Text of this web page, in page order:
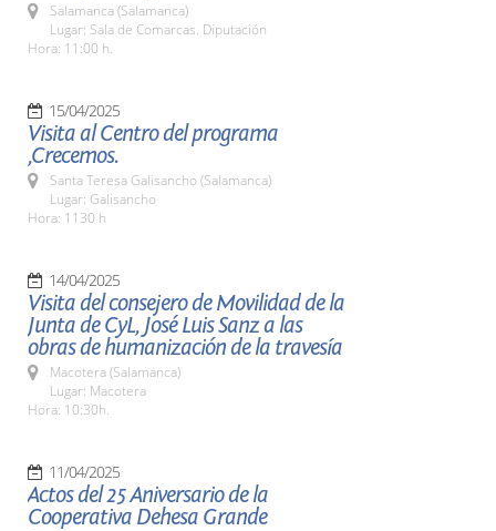
Salamanca (Salamanca)
Lugar: Sala de Comarcas. Diputación
Hora: 11:00 h.
15/04/2025
Visita al Centro del programa
,Crecemos.
Santa Teresa Galisancho (Salamanca)
Lugar: Galisancho
Hora: 1130 h
14/04/2025
Visita del consejero de Movilidad de la
Junta de CyL, José Luis Sanz a las
obras de humanización de la travesía
Macotera (Salamanca)
Lugar: Macotera
Hora: 10:30h.
11/04/2025
Actos del 25 Aniversario de la
Cooperativa Dehesa Grande